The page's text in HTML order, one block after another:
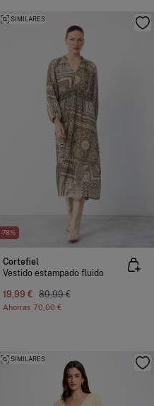
-78%
SIMILARES
Cortefiel
Vestido estampado fluido
19,99 € 89,99 €
Ahorras 70,00 €
SIMILARES